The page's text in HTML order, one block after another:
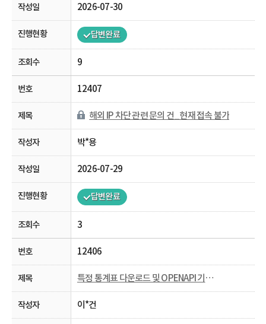
2026-07-30
답변완료
9
12407
해외 IP 차단 관련 문의 건_현재 접속 불가
박*용
2026-07-29
답변완료
3
12406
특정 통계표 다운로드 및 OPENAPI 기능 비활성화
이*건